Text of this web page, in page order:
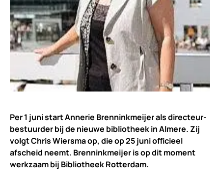
Per 1 juni start Annerie Brenninkmeijer als directeur-
bestuurder bij de nieuwe bibliotheek in Almere. Zij
volgt Chris Wiersma op, die op 25 juni officieel
afscheid neemt. Brenninkmeijer is op dit moment
werkzaam bij Bibliotheek Rotterdam.